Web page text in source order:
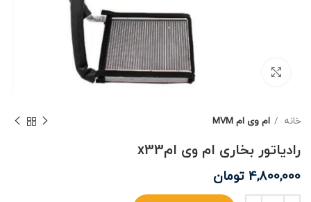
برای بزرگنمایی کلیک کنید
خانه ام وی ام MVM
رادیاتور بخاری ام‌ وی امx33
4,800,000 تومان